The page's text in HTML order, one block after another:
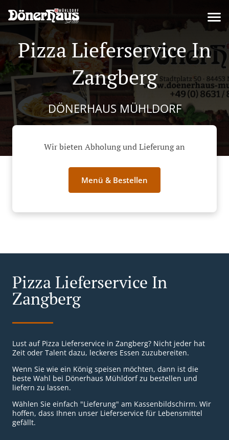
Pizza Lieferservice In
Zangberg
DÖNERHAUS MÜHLDORF
Wir bieten Abholung und Lieferung an
Menü & Bestellen
Pizza Lieferservice In
Zangberg
Lust auf Pizza Lieferservice in Zangberg? Nicht jeder hat
Zeit oder Talent dazu, leckeres Essen zuzubereiten.
Wenn Sie wie ein König speisen möchten, dann ist die
beste Wahl bei Dönerhaus Mühldorf zu bestellen und
liefern zu lassen.
Wählen Sie einfach "Lieferung" am Kassenbildschirm. Wir
hoffen, dass Ihnen unser Lieferservice für Lebensmittel
gefällt.